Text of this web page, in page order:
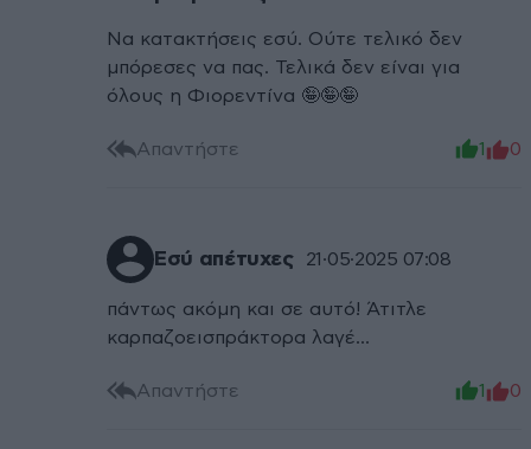
Να κατακτήσεις εσύ. Ούτε τελικό δεν
μπόρεσες να πας. Τελικά δεν είναι για
όλους η Φιορεντίνα 🤪🤪🤪
Απαντήστε 1 0
Εσύ απέτυχες 21·05·2025 07:08
πάντως ακόμη και σε αυτό! Άτιτλε
καρπαζοεισπράκτορα λαγέ...
Απαντήστε 1 0